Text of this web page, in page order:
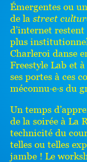
Émergentes ou
de la street
d’internet restent
plus
Charleroi danse
Freestyle Lab et
ses portes à ces
méconnu·e·s du
Un temps
de la soirée à La
technicité du
telles ou telles
jambe ! Le